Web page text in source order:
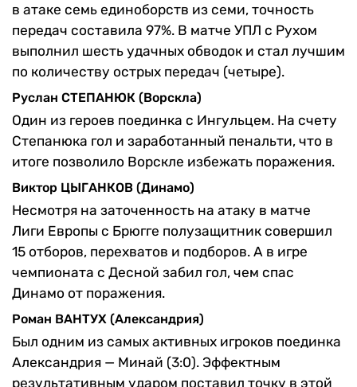
в атаке семь единоборств из семи, точность
передач составила 97%. В матче УПЛ с Рухом
выполнил шесть удачных обводок и стал лучшим
по количеству острых передач (четыре).
Руслан СТЕПАНЮК (Ворскла)
Один из героев поединка с Ингульцем. На счету
Степанюка гол и заработанный пенальти, что в
итоге позволило Ворскле избежать поражения.
Виктор ЦЫГАНКОВ (Динамо)
Несмотря на заточенность на атаку в матче
Лиги Европы с Брюгге полузащитник совершил
15 отборов, перехватов и подборов. А в игре
чемпионата с Десной забил гол, чем спас
Динамо от поражения.
Роман ВАНТУХ (Александрия)
Был одним из самых активных игроков поединка
Александрия — Минай (3:0). Эффектным
результативным ударом поставил точку в этой